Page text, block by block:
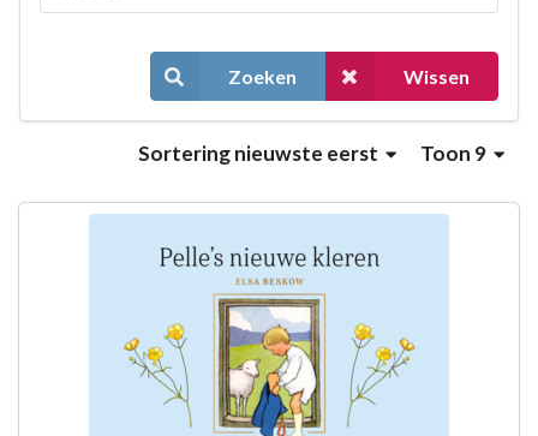
Zoeken Wissen
Toon 9
Sorteringnieuwste eerst